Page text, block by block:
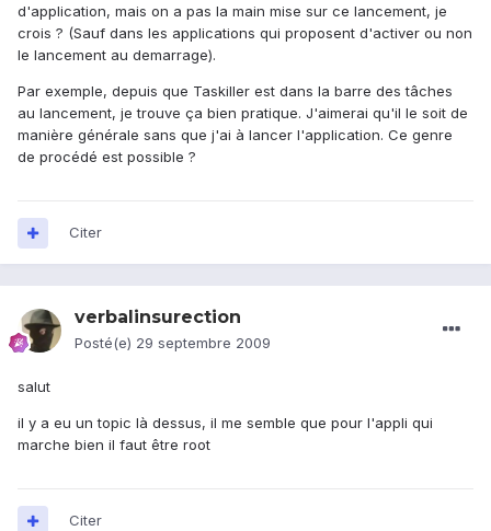
d'application, mais on a pas la main mise sur ce lancement, je
crois ? (Sauf dans les applications qui proposent d'activer ou non
le lancement au demarrage).
Par exemple, depuis que Taskiller est dans la barre des tâches
au lancement, je trouve ça bien pratique. J'aimerai qu'il le soit de
manière générale sans que j'ai à lancer l'application. Ce genre
de procédé est possible ?
Citer
verbalinsurection
Posté(e) 29 septembre 2009
salut
il y a eu un topic là dessus, il me semble que pour l'appli qui
marche bien il faut être root
Citer